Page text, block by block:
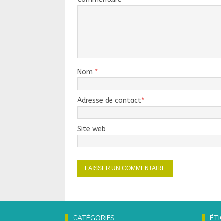
Nom *
Adresse de contact*
Site web
CATÉGORIES